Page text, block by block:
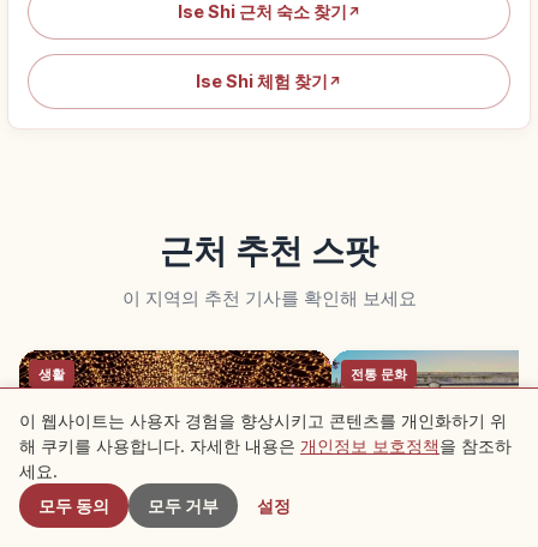
Ise Shi 근처 숙소 찾기 ↗
Ise Shi 체험 찾기 ↗
근처 추천 스팟
이 지역의 추천 기사를 확인해 보세요
생활 전통 문화
근처 스팟
이 웹사이트는 사용자 경험을 향상시키고 콘텐츠를 개인화하기 위
해 쿠키를 사용합니다. 자세한 내용은 개인정보 보호정책을 참조하
세요.
모두 동의
모두 거부 설정